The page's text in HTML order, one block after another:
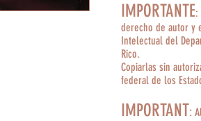
IMPORTANTE:
derecho de autor y
Intelectual del
Rico.
Copiarlas sin
federal de los
IMPORTANT: